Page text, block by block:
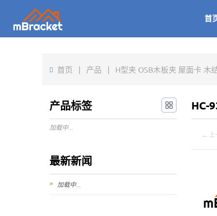
首
首页 | 产品 | H型夹 OSB木板夹 屋面卡 木
HC-
←
产品标签
加载中...
最新新闻
加载中...